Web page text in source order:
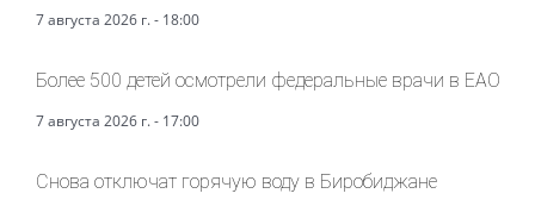
7 августа 2026 г. - 18:00
Более 500 детей осмотрели федеральные врачи в ЕАО
7 августа 2026 г. - 17:00
Снова отключат горячую воду в Биробиджане